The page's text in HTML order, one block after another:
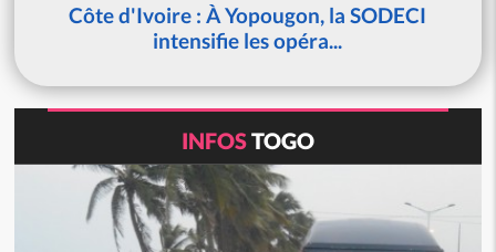
Côte d'Ivoire : À Yopougon, la SODECI
intensifie les opéra...
INFOSTOGO